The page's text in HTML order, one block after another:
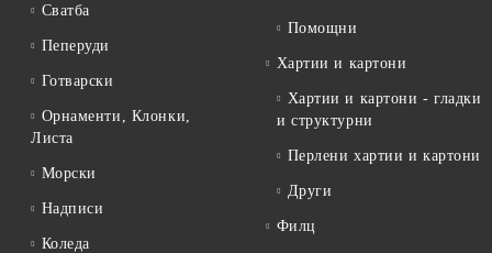
Сватба
Пеперуди
Готварски
Орнаменти, Клонки,
Листа
Морски
Надписи
Коледа
Помощни
Хартии и картони
Хартии и картони - гладки
и структурни
Перлени хартии и картони
Други
Филц